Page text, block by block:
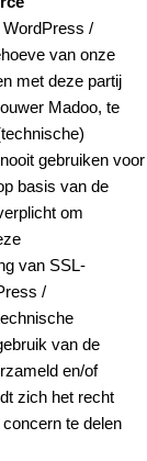
/
van onze
met deze partij
Madoo, te
gebruiken voor
basis van de
om
van SSL-
/
van de
en/of
zich het recht
te delen